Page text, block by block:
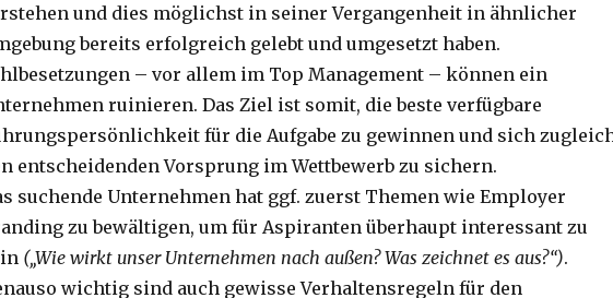
und dies möglichst in seiner Vergangenheit in ähnlicher
bereits erfolgreich gelebt und umgesetzt haben.
– vor allem im Top Management – können ein
ruinieren. Das Ziel ist somit, die beste verfügbare
für die Aufgabe zu gewinnen und sich
entscheidenden Vorsprung im Wettbewerb zu sichern.
suchende Unternehmen hat ggf. zuerst Themen wie Employer
zu bewältigen, um für Aspiranten überhaupt interessant zu
(„Wie wirkt unser Unternehmen nach außen? Was zeichnet es aus?“).
wichtig sind auch gewisse Verhaltensregeln für den